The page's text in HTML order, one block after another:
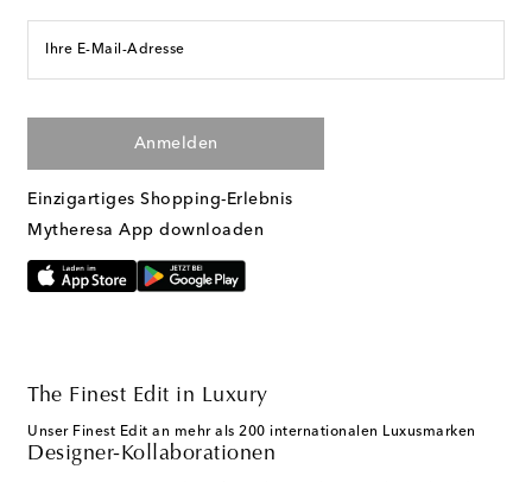
Ihre E-Mail-Adresse
Anmelden
Einzigartiges Shopping-Erlebnis
Mytheresa App downloaden
The Finest Edit in Luxury
Unser Finest Edit an mehr als 200 internationalen Luxusmarken
Designer-Kollaborationen